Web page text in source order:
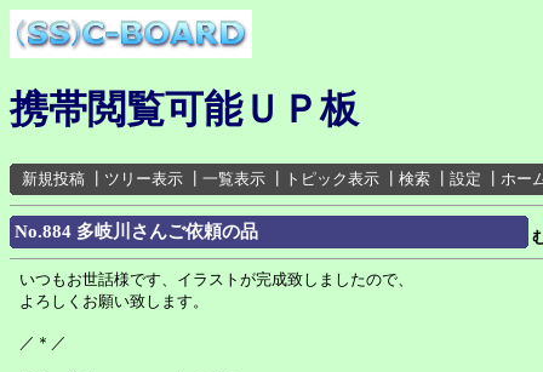
携帯閲覧可能ＵＰ板
新規投稿 ツリー表示 一覧表示 トピック表示 検索 設定 ホー
No.884 多岐川さんご依頼の品
いつもお世話様です、イラストが完成致しましたので、
よろしくお願い致します。
／＊／